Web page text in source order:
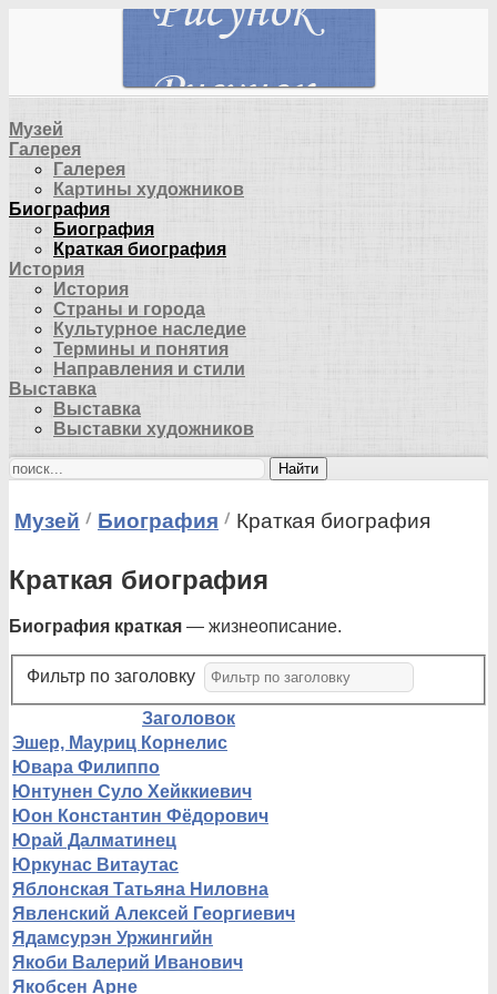
Музей
Галерея
Галерея
Картины художников
Биография
Биография
Краткая биография
История
История
Страны и города
Культурное наследие
Термины и понятия
Направления и стили
Выставка
Выставка
Выставки художников
Найти
Музей Биография Краткая биография
Краткая биография
Биография краткая — жизнеописание.
Фильтр по заголовку
Заголовок
Эшер, Мауриц Корнелис
Ювара Филиппо
Юнтунен Суло Хейккиевич
Юон Константин Фёдорович
Юрай Далматинец
Юркунас Витаутас
Яблонская Татьяна Ниловна
Явленский Алексей Георгиевич
Ядамсурэн Уржингийн
Якоби Валерий Иванович
Якобсен Арне